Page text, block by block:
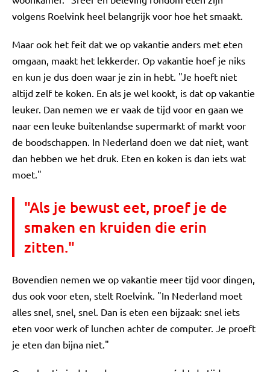
volgens Roelvink heel belangrijk voor hoe het smaakt.
Maar ook het feit dat we op vakantie anders met eten
omgaan, maakt het lekkerder. Op vakantie hoef je niks
en kun je dus doen waar je zin in hebt. "Je hoeft niet
altijd zelf te koken. En als je wel kookt, is dat op vakantie
leuker. Dan nemen we er vaak de tijd voor en gaan we
naar een leuke buitenlandse supermarkt of markt voor
de boodschappen. In Nederland doen we dat niet, want
dan hebben we het druk. Eten en koken is dan iets wat
moet."
"Als je bewust eet, proef je de
smaken en kruiden die erin
zitten."
Bovendien nemen we op vakantie meer tijd voor dingen,
dus ook voor eten, stelt Roelvink. "In Nederland moet
alles snel, snel, snel. Dan is eten een bijzaak: snel iets
eten voor werk of lunchen achter de computer. Je proeft
je eten dan bijna niet."